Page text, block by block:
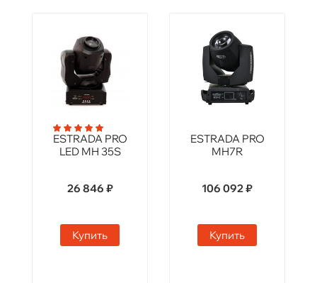
ESTRADA PRO
LED MH 35S
26 846 ₽
Купить
ESTRADA PRO
MH7R
106 092 ₽
Купить